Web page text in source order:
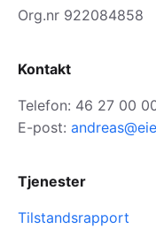
Org.nr 922084858
Kontakt
Telefon: 46 27 00
E-post:
Tjenester
Tilstandsrapport